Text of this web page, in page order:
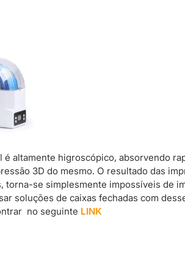
é altamente higroscópico, absorvendo
3D do mesmo. O resultado das
torna-se simplesmente impossíveis de
soluções de caixas fechadas com
no seguinte LINK